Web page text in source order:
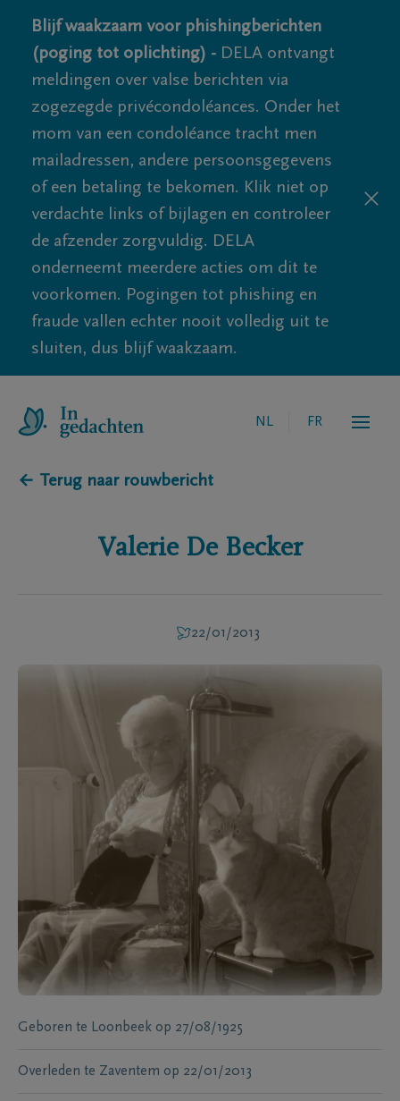
Blijf waakzaam voor phishingberichten
(poging tot oplichting) - DELA ontvangt
meldingen over valse berichten via
zogezegde privécondoléances. Onder het
mom van een condoléance tracht men
mailadressen, andere persoonsgegevens
of een betaling te bekomen. Klik niet op
verdachte links of bijlagen en controleer
de afzender zorgvuldig. DELA
onderneemt meerdere acties om dit te
voorkomen. Pogingen tot phishing en
fraude vallen echter nooit volledig uit te
sluiten, dus blijf waakzaam.
NL FR
← Terug naar rouwbericht
Valerie De Becker
22/01/2013
Geboren te Loonbeek op 27/08/1925
Overleden te Zaventem op 22/01/2013